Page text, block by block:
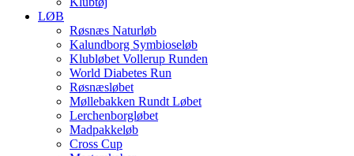
LØB
Røsnæs Naturløb
Kalundborg Symbioseløb
Klubløbet Vollerup Runden
World Diabetes Run
Røsnæsløbet
Møllebakken Rundt Løbet
Lerchenborgløbet
Madpakkeløb
Cross Cup